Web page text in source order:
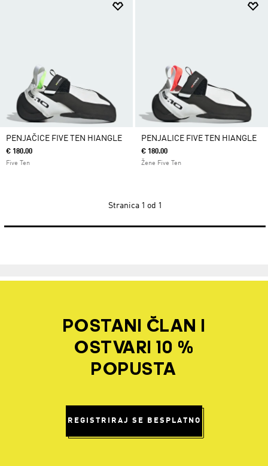
PENJAČICE FIVE TEN HIANGLE
€ 180.00
Five Ten
PENJALICE FIVE TEN HIANGLE
€ 180.00
Žene Five Ten
Stranica 1 od 1
POSTANI ČLAN I
OSTVARI 10 %
POPUSTA
REGISTRIRAJ SE BESPLATNO